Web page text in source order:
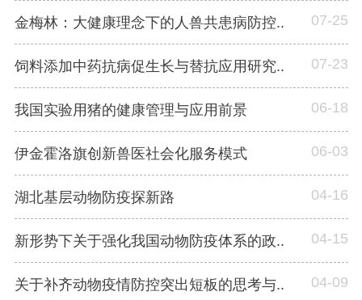
金梅林：大健康理念下的人兽共患病防控.. 07-25
饲料添加中药抗病促生长与替抗应用研究.. 07-23
我国实验用猪的健康管理与应用前景 06-18
伊金霍洛旗创新兽医社会化服务模式 06-03
湖北基层动物防疫探新路 04-16
新形势下关于强化我国动物防疫体系的政.. 04-15
关于补齐动物疫情防控突出短板的思考与.. 04-09